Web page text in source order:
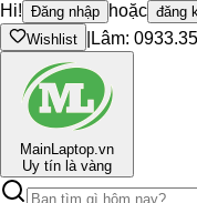
Hi! Đăng nhập hoặc đăng
Wishlist
Lâm:
MainLaptop.vn
Uy tín là vàng